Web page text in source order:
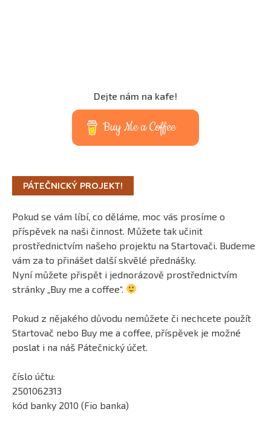
Dejte nám na kafe!
Buy Me a Coffee
PÁTEČNICKÝ PROJEKT!
Pokud se vám líbí, co děláme, moc vás prosíme o
příspěvek na naši činnost. Můžete tak učinit
prostřednictvím našeho projektu na Startovači. Budeme
vám za to přinášet další skvělé přednášky.
Nyní můžete přispět i jednorázově prostřednictvím
stránky „Buy me a coffee“.
Pokud z nějakého důvodu nemůžete či nechcete použít
Startovač nebo Buy me a coffee, příspěvek je možné
poslat i na náš Pátečnický účet.
číslo účtu:
2501062313
kód banky 2010 (Fio banka)